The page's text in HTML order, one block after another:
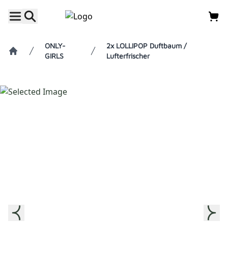
ONLY-
GIRLS
2x LOLLIPOP Duftbaum /
Lufterfrischer